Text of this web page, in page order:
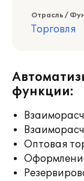
Отрасль /
Торговля
функции:
Оптовая